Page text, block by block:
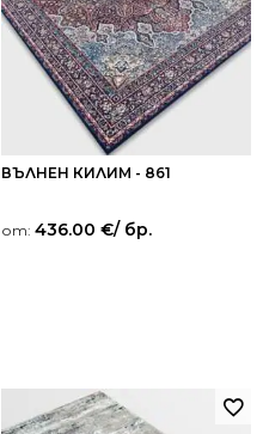
ВЪЛНЕН КИЛИМ - 861
от: 436.00 €/ бр.